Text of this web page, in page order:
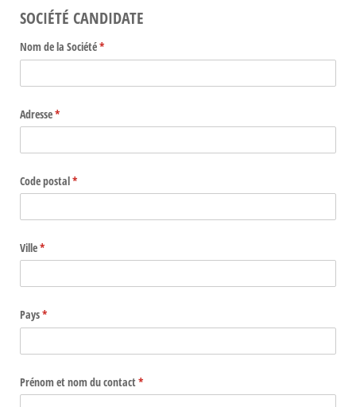
SOCIÉTÉ CANDIDATE
Nom de la Société*
(requis)
Adresse*
(requis)
Code postal*
(requis)
Ville*
(requis)
Pays*
(requis)
Prénom et nom du contact*
(requis)